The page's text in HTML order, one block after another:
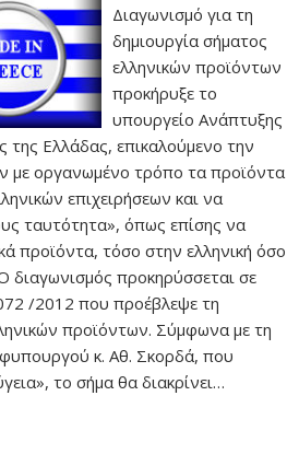
Διαγωνισμό για τη
δημιουργία σήματος
ελληνικών προϊόντων
προκήρυξε το
υπουργείο Ανάπτυξης
της Ελλάδας, επικαλούμενο την
με οργανωμένο τρόπο τα προϊόντα
επιχειρήσεων και να
ταυτότητα», όπως επίσης να
προϊόντα, τόσο στην ελληνική όσο
διαγωνισμός προκηρύσσεται σε
/2012 που προέβλεψε τη
προϊόντων. Σύμφωνα με τη
κ. Αθ. Σκορδά, που
το σήμα θα διακρίνει…